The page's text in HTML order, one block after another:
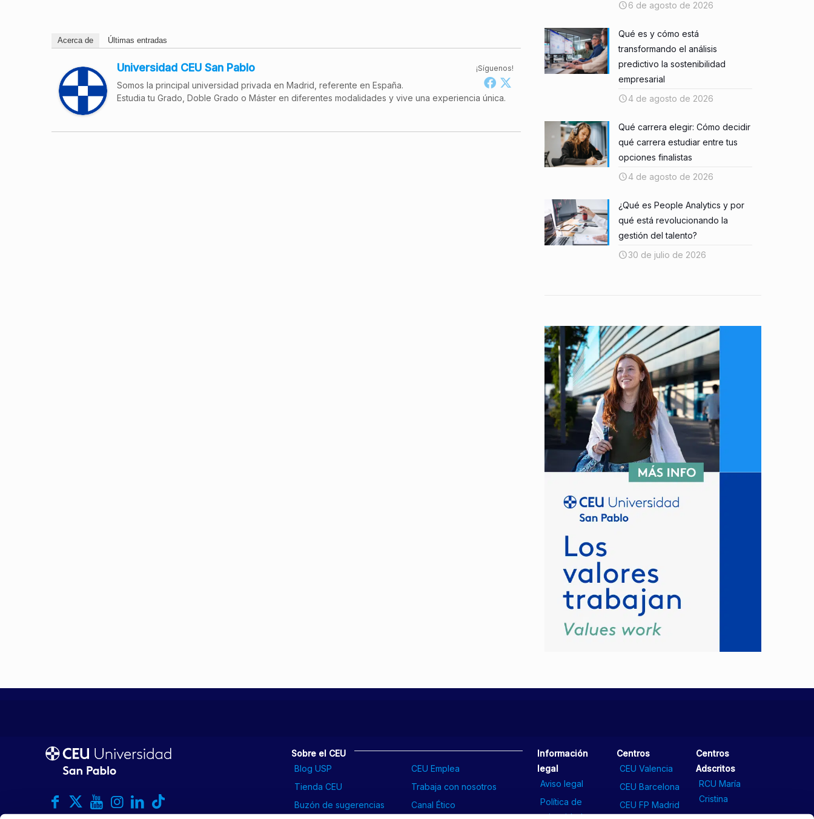
Acerca de Últimas entradas
¡Síguenos!
Universidad CEU San Pablo
Somos la principal universidad privada en Madrid, referente en España.
Estudia tu Grado, Doble Grado o Máster en diferentes modalidades y vive una experiencia única.
6 de agosto de 2026
Qué es y cómo está
transformando el análisis
predictivo la sostenibilidad
empresarial
4 de agosto de 2026
Qué carrera elegir: Cómo decidir
qué carrera estudiar entre tus
opciones finalistas
4 de agosto de 2026
¿Qué es People Analytics y por
qué está revolucionando la
gestión del talento?
30 de julio de 2026
Sobre el CEU
Blog USP
CEU Emplea
Tienda CEU
Trabaja con nosotros
Buzón de sugerencias
Canal Ético
Información
legal
Aviso legal
Política de
privacidad
Centros
CEU Valencia
CEU Barcelona
CEU FP Madrid
Centros
Adscritos
RCU María
Cristina